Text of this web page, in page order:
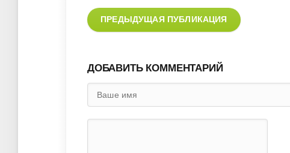
ПРЕДЫДУЩАЯ ПУБЛИКАЦИЯ
ДОБАВИТЬ КОММЕНТАРИЙ